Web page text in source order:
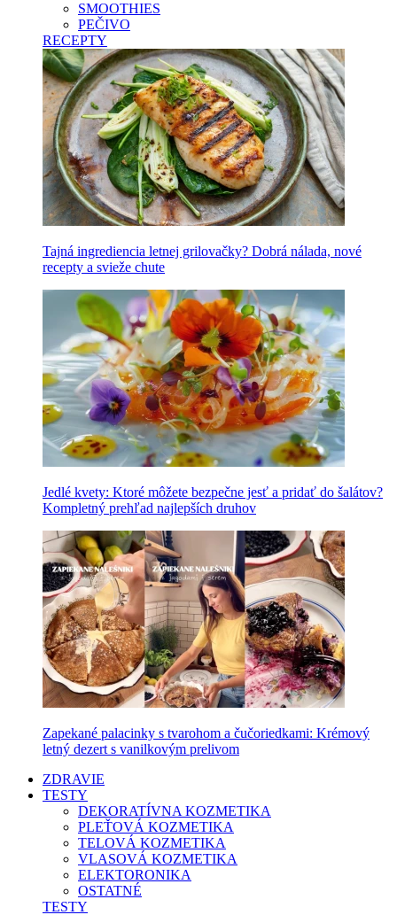
SMOOTHIES
PEČIVO
RECEPTY
Tajná ingrediencia letnej grilovačky? Dobrá nálada, nové
recepty a svieže chute
Jedlé kvety: Ktoré môžete bezpečne jesť a pridať do šalátov?
Kompletný prehľad najlepších druhov
Zapekané palacinky s tvarohom a čučoriedkami: Krémový
letný dezert s vanilkovým prelivom
ZDRAVIE
TESTY
DEKORATÍVNA KOZMETIKA
PLEŤOVÁ KOZMETIKA
TELOVÁ KOZMETIKA
VLASOVÁ KOZMETIKA
ELEKTORONIKA
OSTATNÉ
TESTY